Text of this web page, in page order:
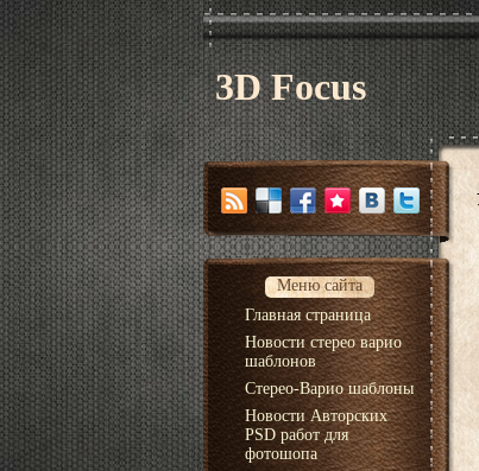
3D Focus
Меню сайта
Главная страница
Новости стерео варио
шаблонов
Стерео-Варио шаблоны
Новости Авторских
PSD работ для
фотошопа